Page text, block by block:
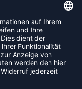
VERPASSE KEINE